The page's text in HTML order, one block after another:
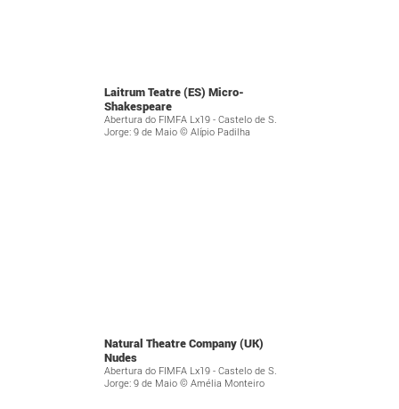
Laitrum Teatre (ES) Micro-
Shakespeare
Abertura do FIMFA Lx19 - Castelo de S.
Jorge: 9 de Maio © Alípio Padilha
Natural Theatre Company (UK)
Nudes
Abertura do FIMFA Lx19 - Castelo de S.
Jorge: 9 de Maio © Amélia Monteiro